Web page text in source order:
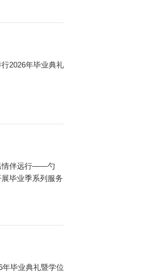
2026年毕业典礼
情伴远行——勺
毕业季系列服务
年毕业典礼暨学位